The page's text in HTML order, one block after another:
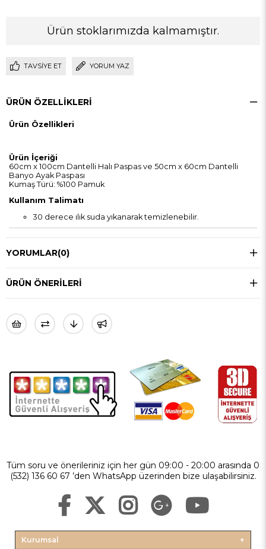
Ürün stoklarımızda kalmamıştır.
TAVSIYE ET YORUM YAZ
ÜRÜN ÖZELLIKLERI
Ürün Özellikleri
Ürün İçeriği
60cm x 100cm Dantelli Halı Paspas ve 50cm x 60cm Dantelli
Banyo Ayak Paspası
Kumaş Türü: %100 Pamuk
Kullanım Talimatı
30 derece ılık suda yıkanarak temizlenebilir.
YORUMLAR(0)
ÜRÜN ÖNERILERI
Tüm soru ve önerileriniz için her gün 09:00 - 20:00 arasında 0
(532) 136 60 67 ’den WhatsApp üzerinden bize ulaşabilirsiniz.
Kurumsal